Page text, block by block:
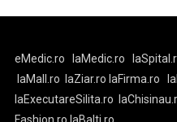
eMedic.ro laMedic.ro
laMall.ro
laZiar.ro laFirma.ro
laExecutareSilita.ro